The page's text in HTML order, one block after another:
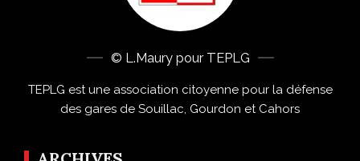
© L.Maury pour TEPLG
TEPLG est une association citoyenne pour la défense
des gares de Souillac, Gourdon et Cahors